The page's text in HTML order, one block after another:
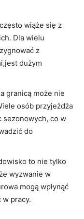
wiąże się z
Dla wielu
z
dużym
granicą może nie
osób przyjeżdża
sezonowych, co w
do
to nie tylko
wyzwanie w
mogą wpłynąć
w pracy.